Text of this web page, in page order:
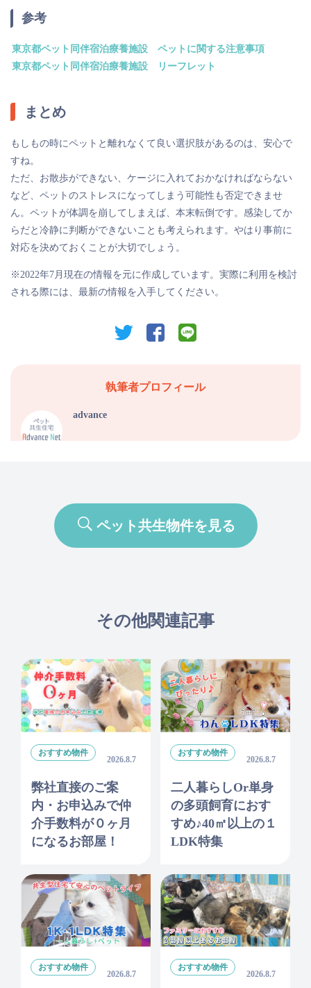
参考
東京都ペット同伴宿泊療養施設 ペットに関する注意事項
東京都ペット同伴宿泊療養施設 リーフレット
まとめ
もしもの時にペットと離れなくて良い選択肢があるのは、安心で
すね。
ただ、お散歩ができない、ケージに入れておかなければならない
など、ペットのストレスになってしまう可能性も否定できませ
ん。ペットが体調を崩してしまえば、本末転倒です。感染してか
らだと冷静に判断ができないことも考えられます。やはり事前に
対応を決めておくことが大切でしょう。
※2022年7月現在の情報を元に作成しています。実際に利用を検討
される際には、最新の情報を入手してください。
twitter facebook
執筆者プロフィール
advance
ペット共生物件を見る
その他関連記事
おすすめ物件
2026.8.7
弊社直接のご案
内・お申込みで仲
介手数料が０ヶ月
になるお部屋！
おすすめ物件
2026.8.7
二人暮らしor単身
の多頭飼育におす
すめ♪40㎡以上の１
LDK特集
おすすめ物件
2026.8.7
おすすめ物件
2026.8.7